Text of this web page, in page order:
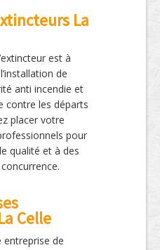
La
est à
de
anti incendie et
contre les départs
placer votre
pour
qualité et à des
Celle
entreprise de